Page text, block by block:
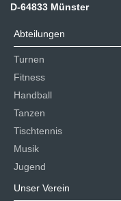
D-64833 Münster
Abteilungen
Turnen
Fitness
Handball
Tanzen
Tischtennis
Musik
Jugend
Unser Verein